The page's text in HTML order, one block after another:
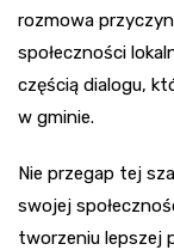
rozmowa
społeczności
częścią dialogu,
w gminie.
Nie przegap tej
swojej
tworzeniu lepszej